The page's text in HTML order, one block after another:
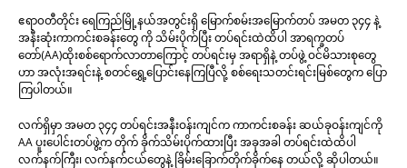
ဧရာ၀တီတိုင်း ရေကြည်မြို့နယ်အတွင်းရှိ မြောက်စမ်းအမြောက်တပ် အမတ ၃၄၄ နဲ့
အနီးဆုံးကာကင်းစခန်းတွေ ကို သိမ်းပိုက်ပြီး တပ်ရင်းထဲထိပါ အာရက္ခတပ်
တော်(AA)ထိုးစစ်ရောက်လာတာကြောင့် တပ်ရင်းမှ အရာရှိနဲ့ တပ်ဖွဲ့ ဝင်မိသားစုတွေ
ဟာ အလုံးအရင်းနဲ့ စတင်ရွှေ့ပြောင်းနေကြပြီလို့ စစ်ရေးသတင်းရင်းမြစ်တွေက ပြော
ကြပါတယ်။
လက်ရှိမှာ အမတ ၃၄၄ တပ်ရင်းအနီးဝန်းကျင်က ကာကင်းစခန်း ဆယ်ခုဝန်းကျင်ကို
AA ပူးပေါင်းတပ်ဖွဲ့က တိုက် ခိုက်သိမ်းပိုက်ထားပြီး အခုအခါ တပ်ရင်းထဲထိပါ
လက်နက်ကြီး၊ လက်နက်ငယ်တွေနဲ့ ခြိမ်းခြောက်တိုက်ခိုက်နေ တယ်လို့ ဆိုပါတယ်။